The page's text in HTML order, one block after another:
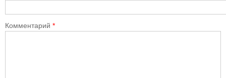
Комментарий *